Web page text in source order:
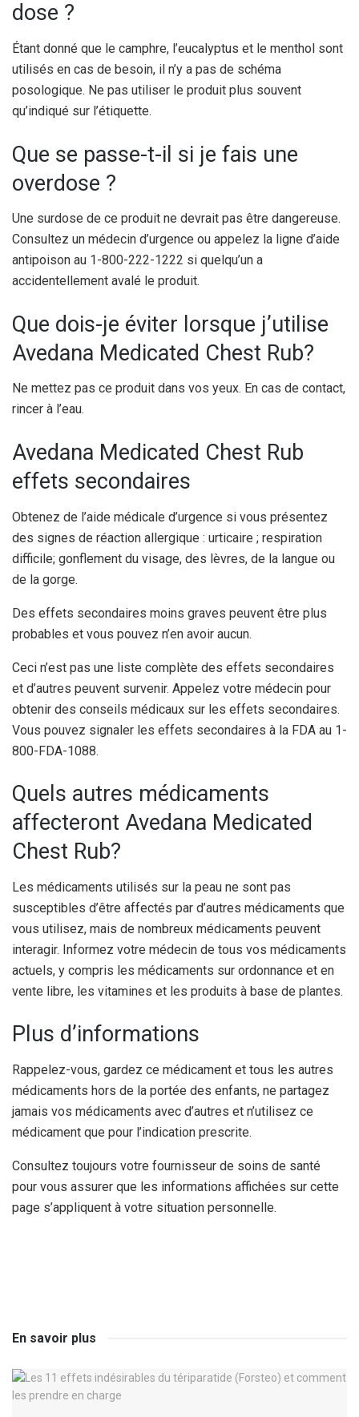
dose ?
Étant donné que le camphre, l’eucalyptus et le menthol sont
utilisés en cas de besoin, il n’y a pas de schéma
posologique. Ne pas utiliser le produit plus souvent
qu’indiqué sur l’étiquette.
Que se passe-t-il si je fais une
overdose ?
Une surdose de ce produit ne devrait pas être dangereuse.
Consultez un médecin d’urgence ou appelez la ligne d’aide
antipoison au 1-800-222-1222 si quelqu’un a
accidentellement avalé le produit.
Que dois-je éviter lorsque j’utilise
Avedana Medicated Chest Rub?
Ne mettez pas ce produit dans vos yeux. En cas de contact,
rincer à l’eau.
Avedana Medicated Chest Rub
effets secondaires
Obtenez de l’aide médicale d’urgence si vous présentez
des signes de réaction allergique : urticaire ; respiration
difficile; gonflement du visage, des lèvres, de la langue ou
de la gorge.
Des effets secondaires moins graves peuvent être plus
probables et vous pouvez n’en avoir aucun.
Ceci n’est pas une liste complète des effets secondaires
et d’autres peuvent survenir. Appelez votre médecin pour
obtenir des conseils médicaux sur les effets secondaires.
Vous pouvez signaler les effets secondaires à la FDA au 1-
800-FDA-1088.
Quels autres médicaments
affecteront Avedana Medicated
Chest Rub?
Les médicaments utilisés sur la peau ne sont pas
susceptibles d’être affectés par d’autres médicaments que
vous utilisez, mais de nombreux médicaments peuvent
interagir. Informez votre médecin de tous vos médicaments
actuels, y compris les médicaments sur ordonnance et en
vente libre, les vitamines et les produits à base de plantes.
Plus d’informations
Rappelez-vous, gardez ce médicament et tous les autres
médicaments hors de la portée des enfants, ne partagez
jamais vos médicaments avec d’autres et n’utilisez ce
médicament que pour l’indication prescrite.
Consultez toujours votre fournisseur de soins de santé
pour vous assurer que les informations affichées sur cette
page s’appliquent à votre situation personnelle.
En savoir plus